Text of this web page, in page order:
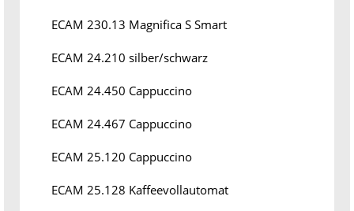
ECAM 230.13 Magnifica S Smart
ECAM 24.210 silber/schwarz
ECAM 24.450 Cappuccino
ECAM 24.467 Cappuccino
ECAM 25.120 Cappuccino
ECAM 25.128 Kaffeevollautomat